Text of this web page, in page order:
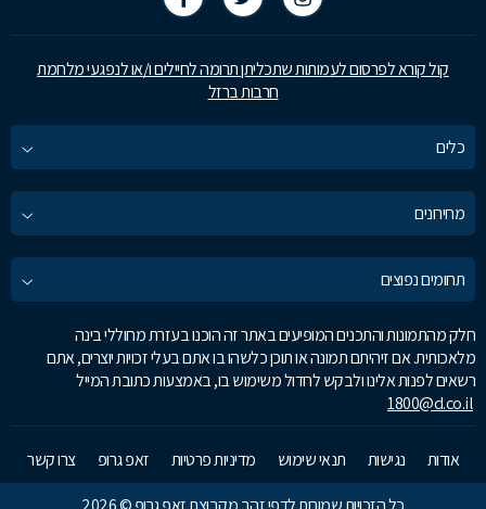
קול קורא לפרסום לעמותות שתכליתן תרומה לחיילים ו/או לנפגעי מלחמת
חרבות ברזל
כלים
מחירונים
תחומים נפוצים
חלק מהתמונות והתכנים המופיעים באתר זה הוכנו בעזרת מחוללי בינה
מלאכותית. אם זיהיתם תמונה או תוכן כלשהו בו אתם בעלי זכויות יוצרים, אתם
רשאים לפנות אלינו ולבקש לחדול משימוש בו, באמצעות כתובת המייל
1800@d.co.il
אודות נגישות תנאי שימוש מדיניות פרטיות זאפ גרופ
צרו קשר